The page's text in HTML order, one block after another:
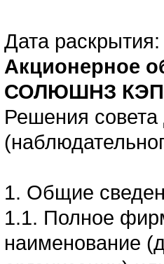
Дата
Акционерное
СОЛЮШНЗ
Решения совета
1. Общие
1.1. Полное
наименование